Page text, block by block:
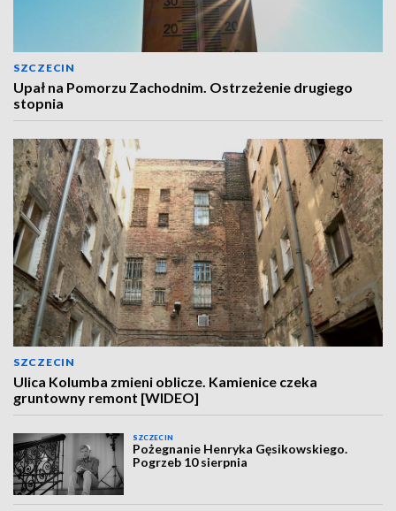
SZCZECIN
Upał na Pomorzu Zachodnim. Ostrzeżenie drugiego
stopnia
SZCZECIN
Ulica Kolumba zmieni oblicze. Kamienice czeka
gruntowny remont [WIDEO]
SZCZECIN
Pożegnanie Henryka Gęsikowskiego.
Pogrzeb 10 sierpnia